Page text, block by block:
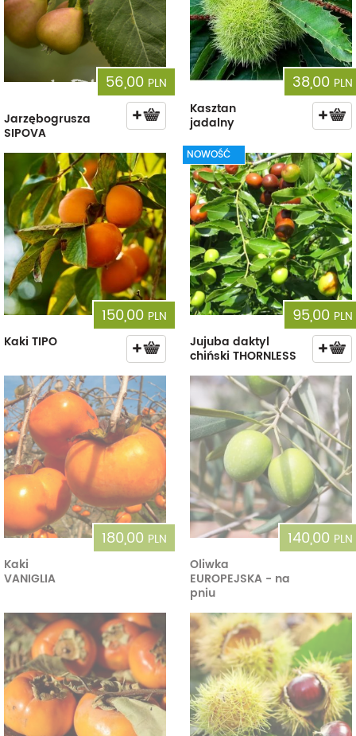
56,00 PLN
Jarzębogrusza
SIPOVA
38,00 PLN
Kasztan
jadalny
150,00 PLN
Kaki TIPO
NOWOŚĆ
95,00 PLN
Jujuba daktyl
chiński THORNLESS
180,00 PLN
Kaki
VANIGLIA
140,00 PLN
Oliwka
EUROPEJSKA - na
pniu